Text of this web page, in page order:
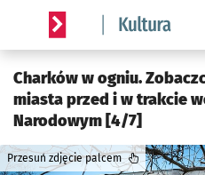
Serwis informacyjny
Charków w ogniu.
miasta przed i w trakcie
Narodowym [4/7]
Przesuń zdjęcie palcem